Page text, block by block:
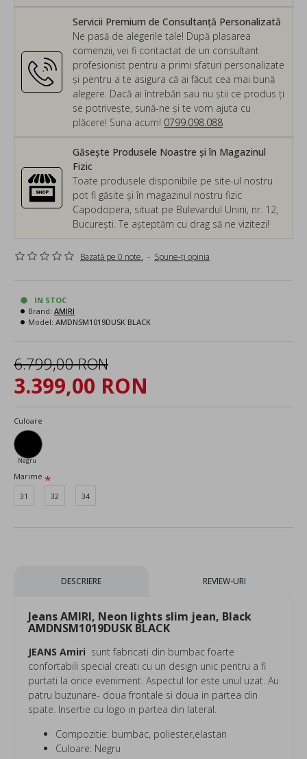
Servicii Premium de Consultanță Personalizată
Ne pasă de alegerile tale! După plasarea
comenzii, vei fi contactat de un consultant
profesionist pentru a primi sfaturi personalizate
și pentru a te asigura că ai făcut cea mai bună
alegere. Dacă ai întrebări sau nu știi ce produs ți
se potrivește, sună-ne și te vom ajuta cu
plăcere! Suna acum! 0799.098.088
Găsește Produsele Noastre și în Magazinul
Fizic
Toate produsele disponibile pe site-ul nostru
pot fi găsite și în magazinul nostru fizic
Capodopera, situat pe Bulevardul Unirii, nr. 12,
București. Te așteptăm cu drag să ne vizitezi!
Bazată pe 0 note. - Spune-ţi opinia
3.399,00 RON
6.799,00 RON
IN STOC
Brand: AMIRI
Model: AMDNSM1019DUSK BLACK
Culoare
Negru
Marime
31
32 34
DESCRIERE REVIEW-URI
Jeans AMIRI, Neon lights slim jean, Black
AMDNSM1019DUSK BLACK
JEANS Amiri sunt fabricati din bumbac foarte
confortabili special creati cu un design unic pentru a fi
purtati la orice eveniment. Aspectul lor este unul uzat. Au
patru buzunare- doua frontale si doua in partea din
spate. Insertie cu logo in partea din lateral.
Compozitie: bumbac, poliester,elastan
Culoare: Negru